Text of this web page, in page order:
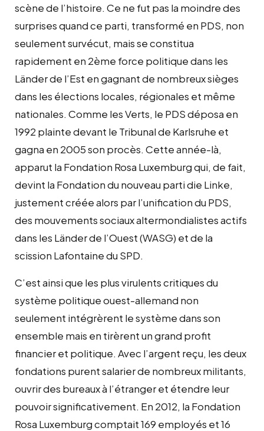
scène de l’histoire. Ce ne fut pas la moindre des
surprises quand ce parti, transformé en PDS, non
seulement survécut, mais se constitua
rapidement en 2ème force politique dans les
Länder de l’Est en gagnant de nombreux sièges
dans les élections locales, régionales et même
nationales. Comme les Verts, le PDS déposa en
1992 plainte devant le Tribunal de Karlsruhe et
gagna en 2005 son procès. Cette année-là,
apparut la Fondation Rosa Luxemburg qui, de fait,
devint la Fondation du nouveau parti die Linke,
justement créée alors par l’unification du PDS,
des mouvements sociaux altermondialistes actifs
dans les Länder de l’Ouest (WASG) et de la
scission Lafontaine du SPD.
C’est ainsi que les plus virulents critiques du
système politique ouest-allemand non
seulement intégrèrent le système dans son
ensemble mais en tirèrent un grand profit
financier et politique. Avec l’argent reçu, les deux
fondations purent salarier de nombreux militants,
ouvrir des bureaux à l’étranger et étendre leur
pouvoir significativement. En 2012, la Fondation
Rosa Luxemburg comptait 169 employés et 16